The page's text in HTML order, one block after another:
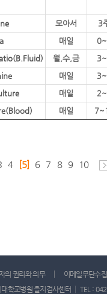
모아서
3
매일
월,수,금
매일
매일
매일
4 [5] 6 7 8 9 10
의 권리와 의무
이메일무단수
대학교병원 을지검사센터 │ TEL :